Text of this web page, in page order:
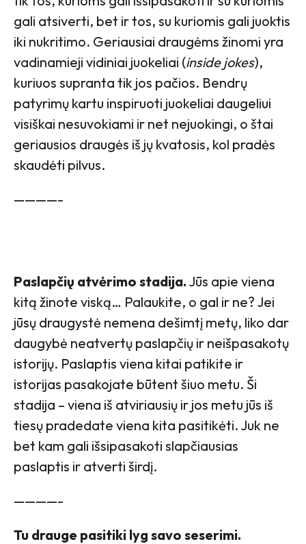
gali atsiverti, bet ir tos, su kuriomis gali juoktis
iki nukritimo. Geriausiai draugėms žinomi yra
vadinamieji vidiniai juokeliai (inside jokes),
kuriuos supranta tik jos pačios. Bendrų
patyrimų kartu inspiruoti juokeliai daugeliui
visiškai nesuvokiami ir net nejuokingi, o štai
geriausios draugės iš jų kvatosis, kol pradės
skaudėti pilvus.
————-
Paslapčių atvėrimo stadija. Jūs apie viena
kitą žinote viską… Palaukite, o gal ir ne? Jei
jūsų draugystė nemena dešimtį metų, liko dar
daugybė neatvertų paslapčių ir neišpasakotų
istorijų. Paslaptis viena kitai patikite ir
istorijas pasakojate būtent šiuo metu. Ši
stadija – viena iš atviriausių ir jos metu jūs iš
tiesų pradedate viena kita pasitikėti. Juk ne
bet kam gali išsipasakoti slapčiausias
paslaptis ir atverti širdį.
————-
Tu drauge pasitiki lyg savo seserimi.